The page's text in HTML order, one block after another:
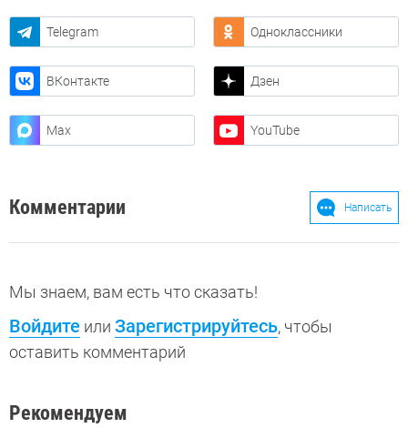
Telegram Одноклассники
ВКонтакте Дзен
Max YouTube
Комментарии Написать
Мы знаем, вам есть что сказать!
Войдите или Зарегистрируйтесь, чтобы
оставить комментарий
Рекомендуем